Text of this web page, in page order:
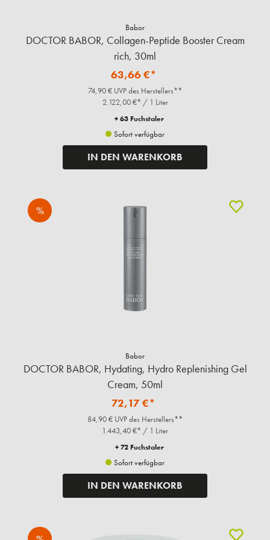
Babor
DOCTOR BABOR, Collagen-Peptide Booster Cream
rich, 30ml
63,66 €*
74,90 € UVP des Herstellers**
2.122,00 €* / 1 Liter
+ 63 Fuchstaler
Sofort verfügbar
IN DEN WARENKORB
%
Babor
DOCTOR BABOR, Hydating, Hydro Replenishing Gel
Cream, 50ml
72,17 €*
84,90 € UVP des Herstellers**
1.443,40 €* / 1 Liter
+ 72 Fuchstaler
Sofort verfügbar
IN DEN WARENKORB